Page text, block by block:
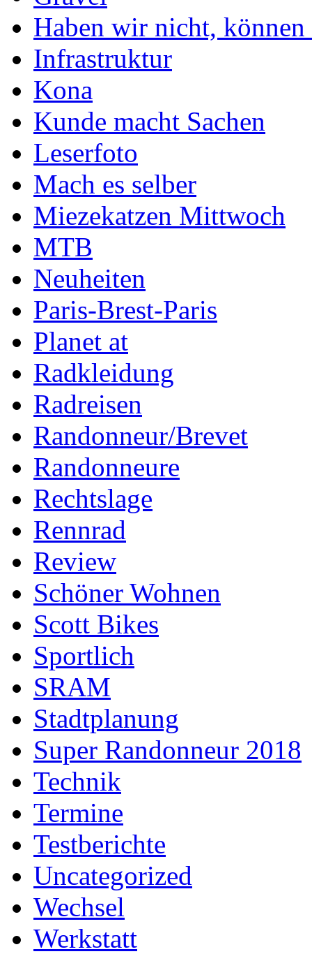
Haben wir nicht,
Infrastruktur
Kona
Kunde macht Sachen
Leserfoto
Mach es selber
Miezekatzen Mittwoch
MTB
Neuheiten
Paris-Brest-Paris
Planet at
Radkleidung
Radreisen
Randonneur/Brevet
Randonneure
Rechtslage
Rennrad
Review
Schöner Wohnen
Scott Bikes
Sportlich
SRAM
Stadtplanung
Super Randonneur 2018
Technik
Termine
Testberichte
Uncategorized
Wechsel
Werkstatt